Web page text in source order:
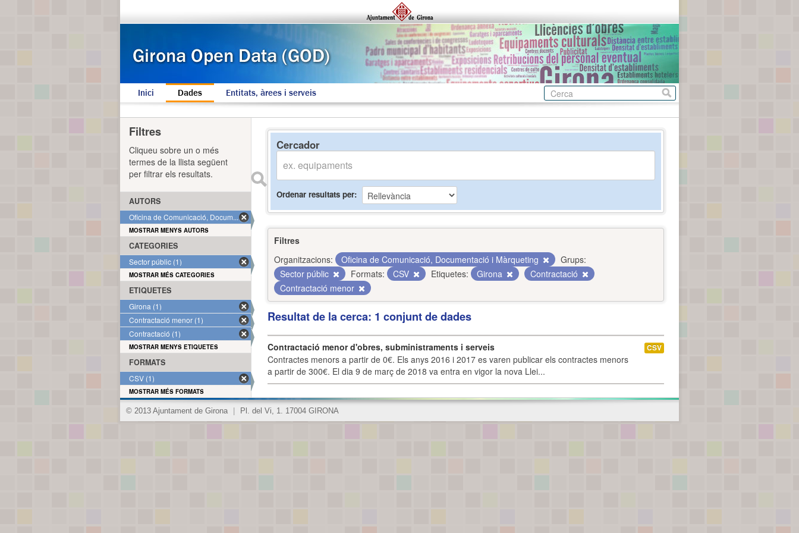
Inici Dades Entitats, àrees i serveis
Cercador
Ordenar resultats per
Filtres
Organitzacions:
Oficina de Comunicació, Documentació i Màrqueting
Grups:
Sector públic
Formats: CSV Etiquetes: Girona
Contractació
Contractació menor
Resultat de la cerca: 1 conjunt de dades
Contractació menor d'obres, subministraments i serveis
Contractes menors a partir de 0€. Els anys 2016 i 2017 es varen publicar els contractes menors
a partir de 300€. El dia 9 de març de 2018 va entra en vigor la nova Llei...
CSV
Filtres
Cliqueu sobre un o més
termes de la llista següent
per filtrar els resultats.
AUTORS
Oficina de Comunicació, Docum... (1)
MOSTRAR MENYS AUTORS
CATEGORIES
Sector públic (1)
MOSTRAR MÉS CATEGORIES
ETIQUETES
Girona (1)
Contractació menor (1)
Contractació (1)
MOSTRAR MENYS ETIQUETES
FORMATS
CSV (1)
MOSTRAR MÉS FORMATS
© 2013 Ajuntament de Girona Pl. del Vi, 1. 17004 GIRONA